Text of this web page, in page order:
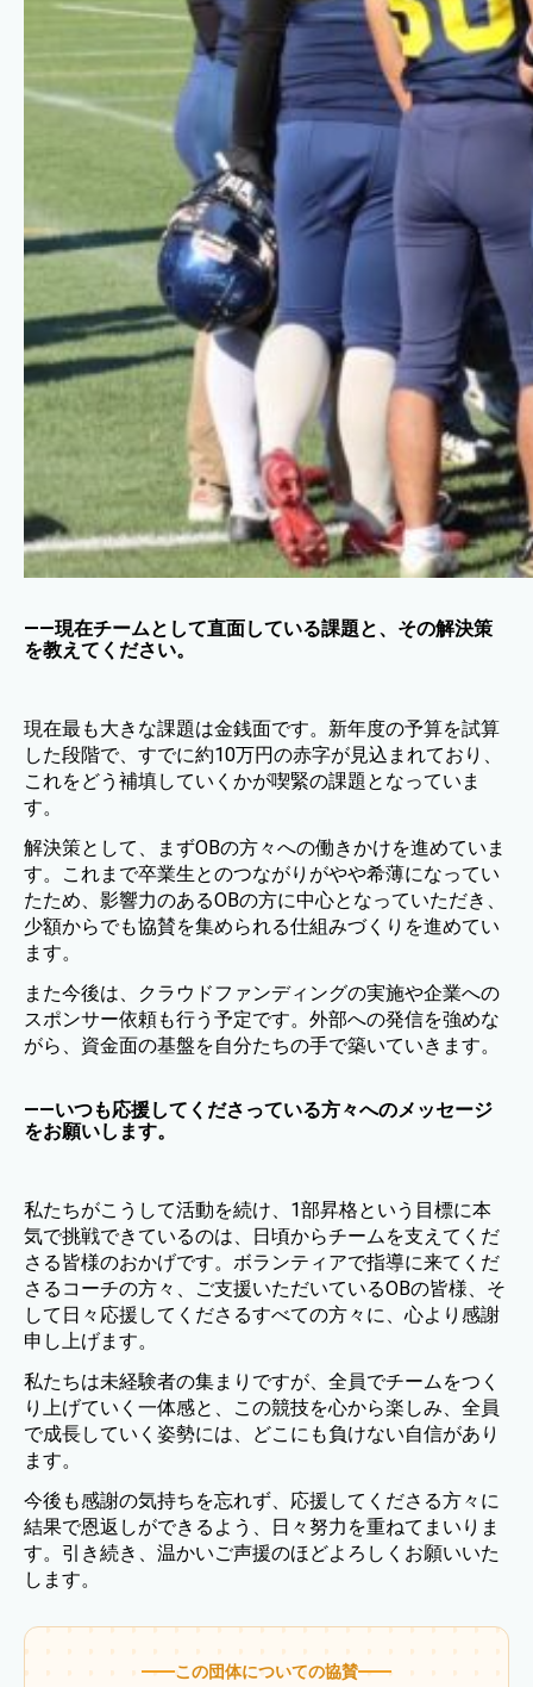
——現在チームとして直面している課題と、その解決策
を教えてください。
現在最も大きな課題は金銭面です。新年度の予算を試算
した段階で、すでに約10万円の赤字が見込まれており、
これをどう補填していくかが喫緊の課題となっていま
す。
解決策として、まずOBの方々への働きかけを進めていま
す。これまで卒業生とのつながりがやや希薄になってい
たため、影響力のあるOBの方に中心となっていただき、
少額からでも協賛を集められる仕組みづくりを進めてい
ます。
また今後は、クラウドファンディングの実施や企業への
スポンサー依頼も行う予定です。外部への発信を強めな
がら、資金面の基盤を自分たちの手で築いていきます。
——いつも応援してくださっている方々へのメッセージ
をお願いします。
私たちがこうして活動を続け、1部昇格という目標に本
気で挑戦できているのは、日頃からチームを支えてくだ
さる皆様のおかげです。ボランティアで指導に来てくだ
さるコーチの方々、ご支援いただいているOBの皆様、そ
して日々応援してくださるすべての方々に、心より感謝
申し上げます。
私たちは未経験者の集まりですが、全員でチームをつく
り上げていく一体感と、この競技を心から楽しみ、全員
で成長していく姿勢には、どこにも負けない自信があり
ます。
今後も感謝の気持ちを忘れず、応援してくださる方々に
結果で恩返しができるよう、日々努力を重ねてまいりま
す。引き続き、温かいご声援のほどよろしくお願いいた
します。
この団体についての協賛